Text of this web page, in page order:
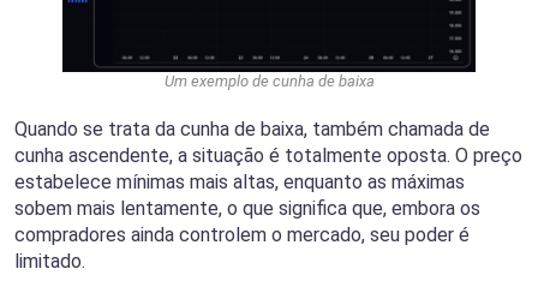
Um exemplo de cunha de baixa
Quando se trata da cunha de baixa, também chamada de
cunha ascendente, a situação é totalmente oposta. O preço
estabelece mínimas mais altas, enquanto as máximas
sobem mais lentamente, o que significa que, embora os
compradores ainda controlem o mercado, seu poder é
limitado.